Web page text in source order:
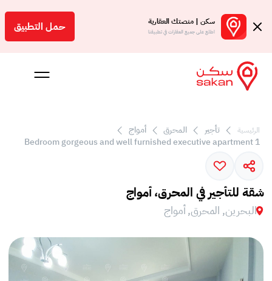
سكن | منصتك العقارية
اطلع على جميع العقارات في تطبيقنا حمل التطبيق
بالعمولة
الرئيسية تأجير المحرق
أمواج
1 Bedroom gorgeous and well furnished executive apartment
شقة للتأجير في المحرق، أمواج
البحرين, المحرق, أمواج